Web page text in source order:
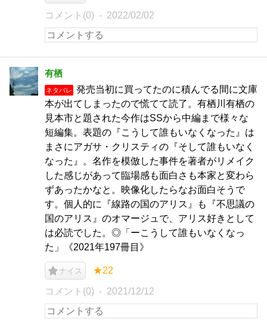
コメント(0) 2022/02/02
有栖
ネタバレ
発売当初に買ってたのに積んでる間に文庫
本が出てしまったので慌てて読了。有栖川有栖の
見本市と題された今作はSSから中編まで様々な
短編集。表題の『こうして誰もいなくなった』は
まさにアガサ・クリスティの『そして誰もいなく
なった』。名作を模倣した事件を著者がリメイク
した感じがあって臨場感も面白さも本家と変わら
ずあったかなと。映像化したらなお面白そうで
す。個人的に『線路の国のアリス』も『不思議の
国のアリス』のオマージュで、アリス好きとして
は必読でした。◎「ーこうして誰もいなくなっ
た」《2021年197冊目》
ナイス ★22
コメント(0) 2021/12/12